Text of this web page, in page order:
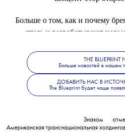
Больше о том, как и почему
стиль и разрабатывают
THE BLUEPRINT
Больше новостей в нашем
ДОБАВИТЬ НАС В
The Blueprint будет чаще
Знаком
Американская транснациональная